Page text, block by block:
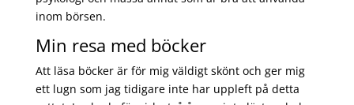
inom börsen.
Min resa med böcker
Att läsa böcker är för mig väldigt skönt och ger mig
ett lugn som jag tidigare inte har uppleft på detta